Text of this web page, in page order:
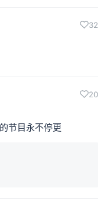
32
20
节目永不停更